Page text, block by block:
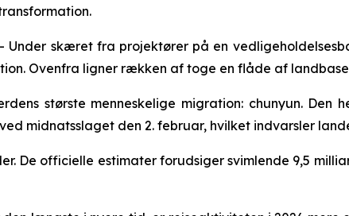
Under skæret fra projektører på en
Ovenfra ligner rækken af toge en flåde af
største menneskelige migration: chunyun. Den
midnatsslaget den 2. februar, hvilket indvarsler
De officielle estimater forudsiger svimlende 9,5